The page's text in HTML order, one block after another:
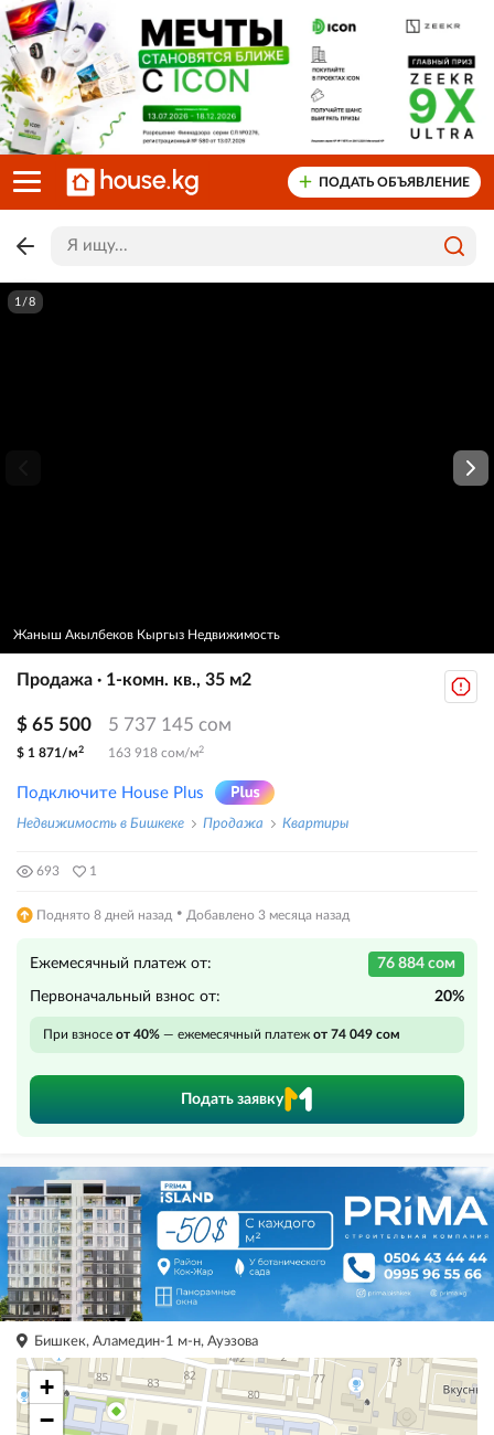
ПОДАТЬ ОБЪЯВЛЕНИЕ
1/8
Жаныш Акылбеков Кыргыз Недвижимость
Продажа · 1-комн. кв., 35 м2
$ 65 500 5 737 145 сом
$ 1 871/м2 163 918 сом/м2
Подключите House Plus
Недвижимость в Бишкеке Продажа Квартиры
693 1
Поднято 8 дней назад · Добавлено 3 месяца назад
Ежемесячный платеж от: 76 884 сом
Первоначальный взнос от: 20%
При взносе от 40% — ежемесячный платеж от 74 049 сом
Подать заявку
Бишкек, Аламедин-1 м-н, Ауэзова
+
−